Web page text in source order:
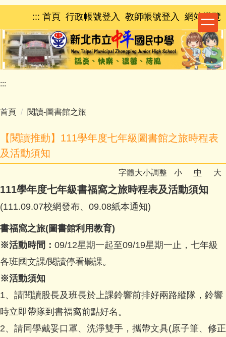
跳
主
要
內
容
區
::: 首頁 行政帳號登入 教師帳號登入 網站導覽
:::
首頁 閱讀-圖書館之旅
【閱讀推動】111學年度七年級圖書館之旅時程表
及活動須知
字體大小調整 小 中 大
111學年度七年級書福窩之旅時程表及活動須知
(111.09.07校網發布、09.08紙本通知)
書福窩之旅(圖書館利用教育)
※活動時間： 09/12星期一起至09/19星期一止，七年級
各班國文課/閱讀停看聽課。
※活動須知
1、請閱讀股長及班長於上課鈴響前排好兩路縱隊，鈴響
時立即帶隊到書福窩前點好名。
2、請同學戴妥口罩、洗淨雙手，攜帶文具(原子筆、修正